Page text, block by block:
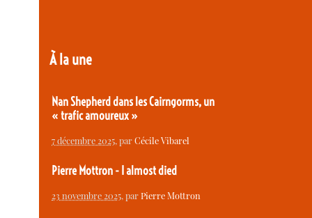
À la une
Nan Shepherd dans les Cairngorms, un
« trafic amoureux »
7 décembre 2025, parCécile Vibarel
Pierre Mottron - I almost died
23 novembre 2025, parPierre Mottron